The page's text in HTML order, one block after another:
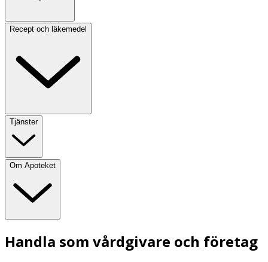
Recept och läkemedel
Tjänster
Om Apoteket
Handla som vårdgivare och företag